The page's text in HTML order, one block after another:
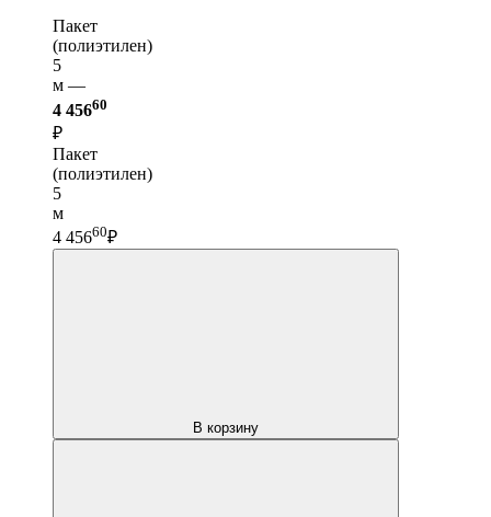
Пакет
(полиэтилен)
5
м —
4 45660
₽
Пакет
(полиэтилен)
5
м
4 45660₽
В корзину